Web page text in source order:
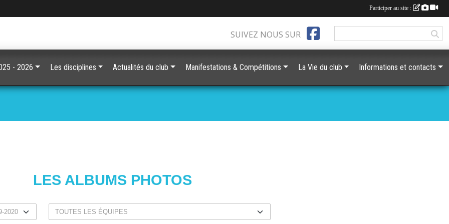
LES ALBUMS PHOTOS
SUIVEZ NOUS SUR
- 2026 Les disciplines Actualités du club Manifestations & Compétitions La Vie du club Informations et contacts
Participer au site :